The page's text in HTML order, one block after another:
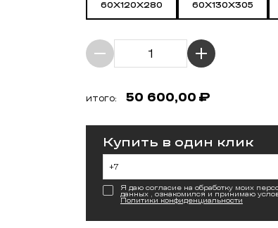
60X120X280 60X130X305
ИТОГО: 50 600,00 ₽
Купить в один клик
Я даю согласие на обработку моих
данных , ознакомился и принимаю
Политики конфиденциальности